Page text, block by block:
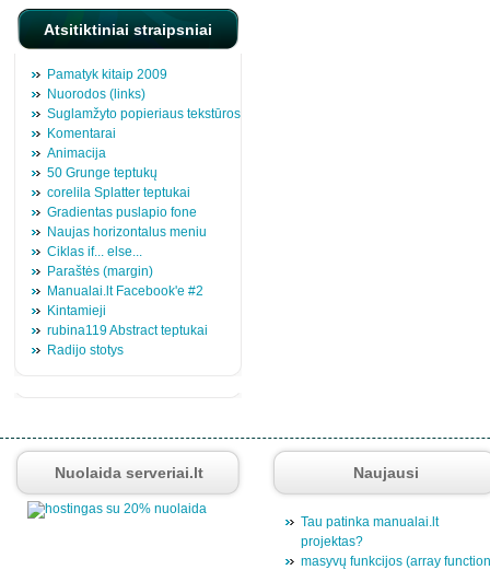
Atsitiktiniai straipsniai
Pamatyk kitaip 2009
Nuorodos (links)
Suglamžyto popieriaus tekstūros
Komentarai
Animacija
50 Grunge teptukų
corelila Splatter teptukai
Gradientas puslapio fone
Naujas horizontalus meniu
Ciklas if... else...
Paraštės (margin)
Manualai.lt Facebook'e #2
Kintamieji
rubina119 Abstract teptukai
Radijo stotys
Nuolaida serveriai.lt Naujausi
Tau patinka manualai.lt
projektas?
masyvų funkcijos (array